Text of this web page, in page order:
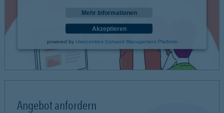
Mehr Informationen
Akzeptieren
powered by Usercentrics Consent Management Platform
Angebot anfordern